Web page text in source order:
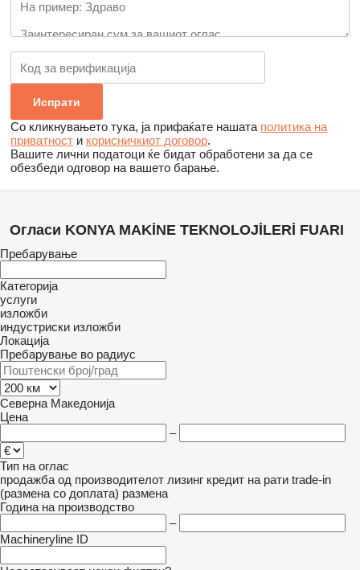
Со кликнувањето тука, ја прифаќате нашата политика на
приватност и корисничкиот договор.
Вашите лични податоци ќе бидат обработени за да се
обезбеди одговор на вашето барање.
Огласи KONYA MAKİNE TEKNOLOJİLERİ FUARI
Пребарување
Категорија
услуги
изложби
индустриски изложби
Локација
Пребарување во радиус
Северна Македонија
Цена
–
Тип на оглас
продажба од производителот лизинг кредит на рати trade-in
(размена со доплата) размена
Година на производство
–
Machineryline ID